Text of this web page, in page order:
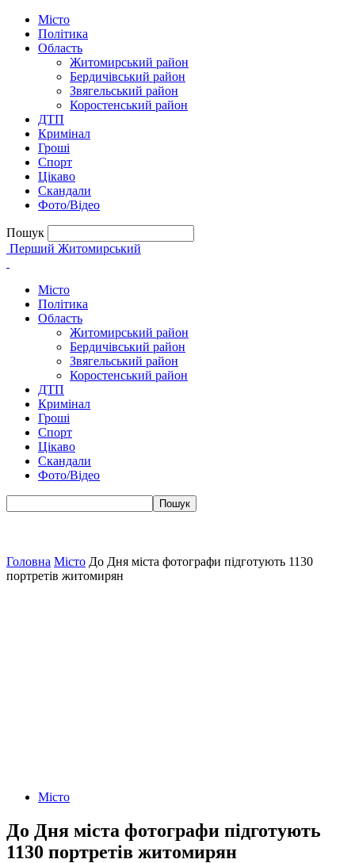
Місто
Політика
Область
Житомирський район
Бердичівський район
Звягельський район
Коростенський район
ДТП
Кримінал
Гроші
Спорт
Цікаво
Скандали
Фото/Відео
Пошук
Перший Житомирський
Місто
Політика
Область
Житомирський район
Бердичівський район
Звягельський район
Коростенський район
ДТП
Кримінал
Гроші
Спорт
Цікаво
Скандали
Фото/Відео
Головна Місто До Дня міста фотографи підготують 1130
портретів житомирян
Місто
До Дня міста фотографи підготують
1130 портретів житомирян